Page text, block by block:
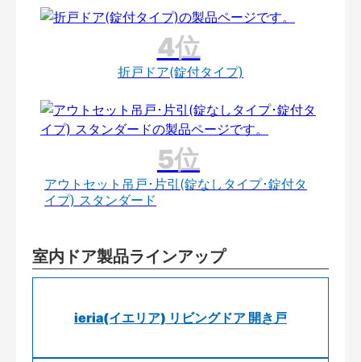
折戸ドア(錠付タイプ)
アウトセット吊戸･片引(錠なしタイプ･錠付タ
イプ) スタンダード
室内ドア製品ラインアップ
ieria(イエリア) リビングドア 開き戸